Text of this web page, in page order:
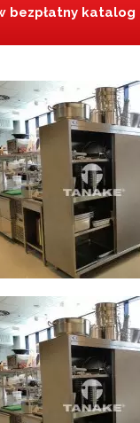
bezpłatny katalog